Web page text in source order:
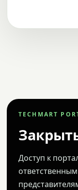
TECHMART
Доступ к